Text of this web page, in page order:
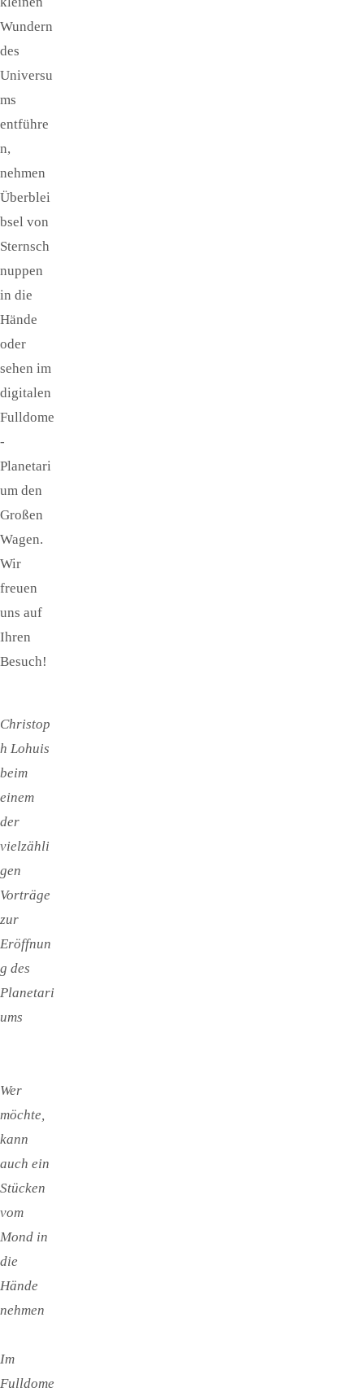
Wundern
des
Universu
ms
entführe
n,
nehmen
Überblei
bsel von
Sternsch
nuppen
in die
Hände
oder
sehen im
digitalen
Fulldome
-
Planetari
um den
Großen
Wagen.
Wir
freuen
uns auf
Ihren
Besuch!
Christop
h Lohuis
beim
einem
der
vielzähli
gen
Vorträge
zur
Eröffnun
g des
Planetari
ums
Wer
möchte,
kann
auch ein
Stücken
vom
Mond in
die
Hände
nehmen
Im
Fulldome